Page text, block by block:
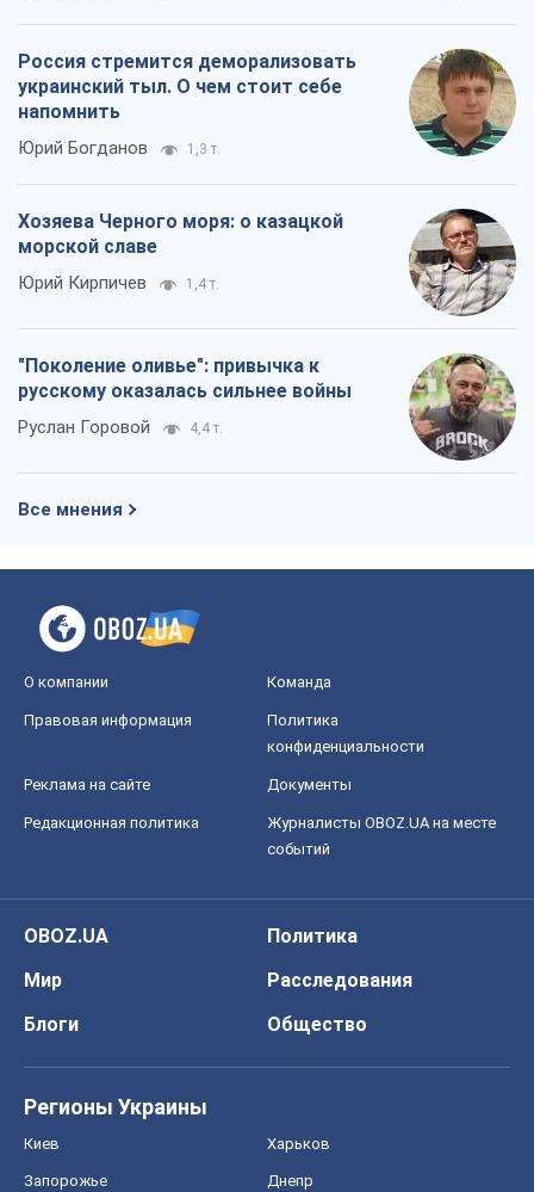
Россия стремится деморализовать
украинский тыл. О чем стоит себе
напомнить
Юрий Богданов 1,3 т.
Хозяева Черного моря: о казацкой
морской славе
Юрий Кирпичев 1,4 т.
"Поколение оливье": привычка к
русскому оказалась сильнее войны
Руслан Горовой 4,4 т.
Все мнения
О компании Команда
Правовая информация
Политика
конфиденциальности
Реклама на сайте Документы
Редакционная политика
Журналисты OBOZ.UA на месте
событий
OBOZ.UA
Политика
Мир
Расследования
Блоги
Общество
Регионы Украины
Киев Харьков
Запорожье Днепр